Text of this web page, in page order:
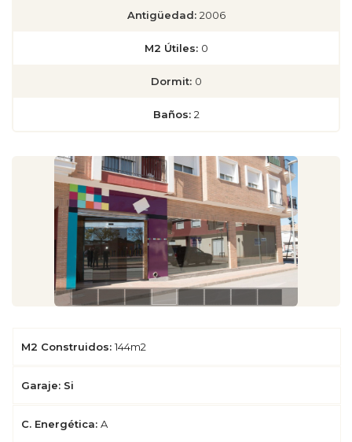
Antigüedad: 2006
M2 Útiles: 0
Dormit: 0
Baños: 2
M2 Construidos: 144m2
Garaje: Si
C. Energética: A